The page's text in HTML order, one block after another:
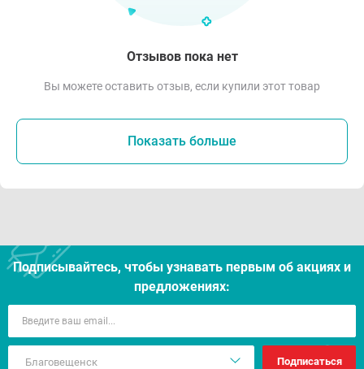
Отзывов пока нет
Вы можете оставить отзыв, если купили этот товар
Показать больше
Подписывайтесь, чтобы узнавать первым об акцияx и
предложениях:
Подписаться